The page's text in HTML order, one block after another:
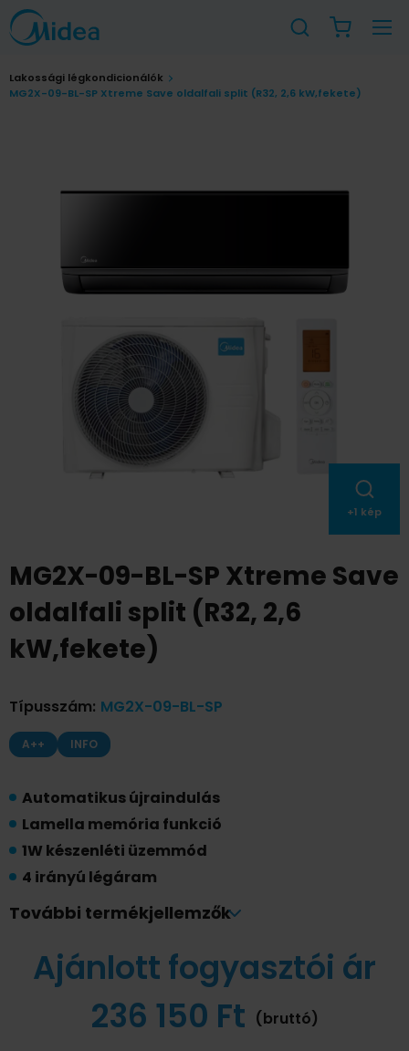
Lakossági légkondicionálók
MG2X-09-BL-SP Xtreme Save oldalfali split (R32, 2,6 kW,fekete)
+1 kép
MG2X-09-BL-SP Xtreme Save
oldalfali split (R32, 2,6
kW,fekete)
Típusszám: MG2X-09-BL-SP
A++ INFO
Automatikus újraindulás
Lamella memória funkció
1W készenléti üzemmód
4 irányú légáram
Turbo üzemmód
Alvás automata funkció
Follow me funkció
Vészhelyzeti üzemmód
8 ℃-os temperáló fűtés
További termékjellemzők
Ajánlott fogyasztói ár
236 150 Ft (bruttó)